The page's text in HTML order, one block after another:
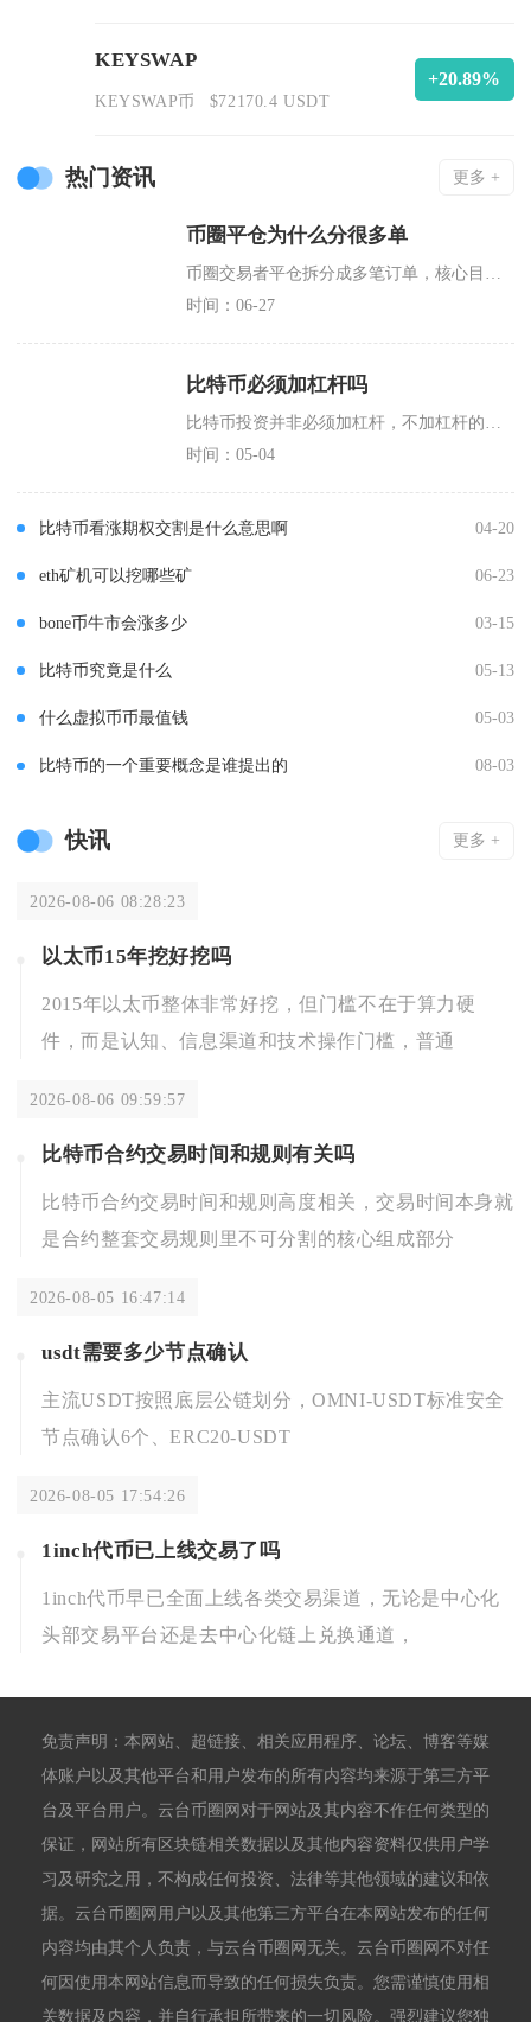
KEYSWAP
KEYSWAP币 $72170.4 USDT
+20.89%
热门资讯 更多 +
币圈平仓为什么分很多单
币圈交易者平仓拆分成多笔订单，核心目的是压低成交滑点、分层锁定利润、规避大额砸盘带来的行情
时间：06-27
比特币必须加杠杆吗
时间：05-04
比特币看涨期权交割是什么意思啊 04-20
eth矿机可以挖哪些矿 06-23
bone币牛市会涨多少 03-15
比特币究竟是什么 05-13
什么虚拟币币最值钱 05-03
比特币的一个重要概念是谁提出的 08-03
快讯 更多 +
2026-08-06 08:28:23
以太币15年挖好挖吗
2015年以太币整体非常好挖，但门槛不在于算力硬
件，而是认知、信息渠道和技术操作门槛，普通
2026-08-06 09:59:57
比特币合约交易时间和规则有关吗
比特币合约交易时间和规则高度相关，交易时间本身就
是合约整套交易规则里不可分割的核心组成部分
2026-08-05 16:47:14
usdt需要多少节点确认
主流USDT按照底层公链划分，OMNI-USDT标准安全
节点确认6个、ERC20-USDT
2026-08-05 17:54:26
1inch代币已上线交易了吗
1inch代币早已全面上线各类交易渠道，无论是中心化
头部交易平台还是去中心化链上兑换通道，
免责声明：本网站、超链接、相关应用程序、论坛、博客等媒
体账户以及其他平台和用户发布的所有内容均来源于第三方平
台及平台用户。云台币圈网对于网站及其内容不作任何类型的
保证，网站所有区块链相关数据以及其他内容资料仅供用户学
习及研究之用，不构成任何投资、法律等其他领域的建议和依
据。云台币圈网用户以及其他第三方平台在本网站发布的任何
内容均由其个人负责，与云台币圈网无关。云台币圈网不对任
何因使用本网站信息而导致的任何损失负责。您需谨慎使用相
关数据及内容，并自行承担所带来的一切风险。强烈建议您独